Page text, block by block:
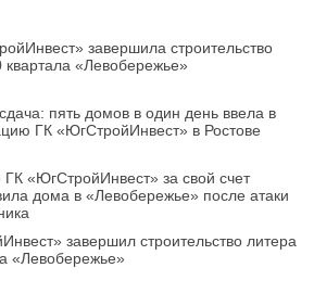
завершила строительство
квартала «Левобережье»
пять домов в один день ввела в
ГК «ЮгСтройИнвест» в Ростове
ГК «ЮгСтройИнвест» за свой счет
дома в «Левобережье» после атаки
завершил строительство литера
«Левобережье»